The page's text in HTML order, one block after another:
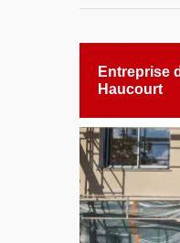
Entreprise
Haucourt